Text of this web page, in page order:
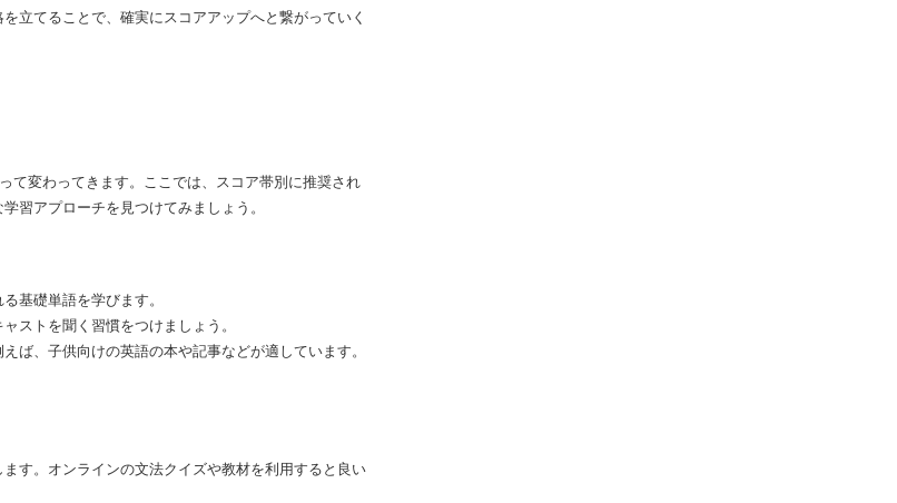
立てることで、確実にスコアアップへと繋がっていく
て変わってきます。ここでは、スコア帯別に推奨され
習アプローチを見つけてみましょう。
基礎単語を学びます。
ストを聞く習慣をつけましょう。
ば、子供向けの英語の本や記事などが適しています。
す。オンラインの文法クイズや教材を利用すると良い